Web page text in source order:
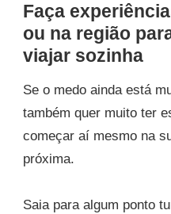
Faça
ou na região
viajar sozinha
Se o medo ainda está
também quer muito ter
começar aí mesmo na
próxima.
Saia para algum ponto